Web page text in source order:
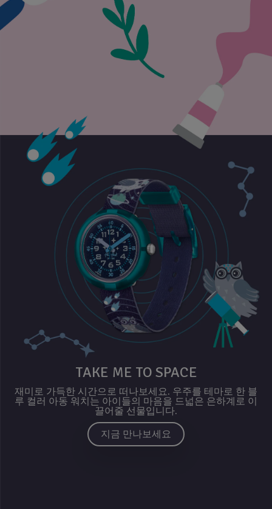
TAKE ME TO SPACE
재미로 가득한 시간으로 떠나보세요. 우주를 테마로 한 블
루 컬러 아동 워치는 아이들의 마음을 드넓은 은하계로 이
끌어줄 선물입니다.
지금 만나보세요